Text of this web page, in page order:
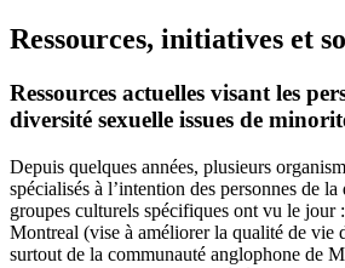
Ressources, initiatives et
Ressources actuelles visant les
diversité sexuelle issues de
Depuis quelques années, plusieurs
spécialisés à l’intention des personnes de
groupes culturels spécifiques ont vu le
Montreal (vise à améliorer la qualité de vie
surtout de la communauté anglophone de